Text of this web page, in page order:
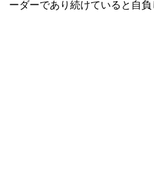
ーダーであり続けていると自負